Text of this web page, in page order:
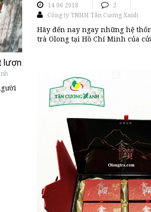
lưu ýuy tín
14 06 2018
2
Công ty TNHH Tân Cương Xanh
Hãy đến nay ngay những hệ
trà Olong tại Hồ Chí Minh của